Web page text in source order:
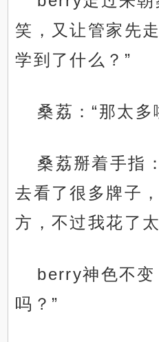
笑，又让管家先
学到了什么？”
桑荔：“那太多
桑荔掰着手指
去看了很多牌子
方，不过我花了
berry神色不变
吗？”